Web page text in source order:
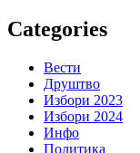
Categories
Вести
Друштво
Избори 2023
Избори 2024
Инфо
Политика